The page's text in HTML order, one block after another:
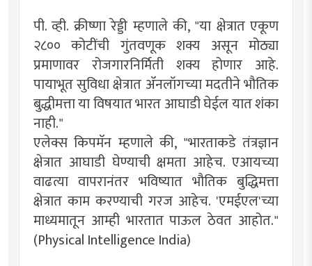
पी. व्ही. क्रीष्णा रेड्डी म्हणाले की, "या क्षेत्रात एकूण
२८०० कोटींची गुंतवणूक शक्य असून मोठ्या
प्रमाणावर रोजगारनिर्मिती शक्य होणार आहे.
पायाभूत सुविधा क्षेत्रात ॲनलॉगच्या मदतीने भौतिक
बुद्धीमत्ता या विषयात भारत आघाडी घेईल यात शंका
नाही."
एलेक्स किपमॅन म्हणाले की, "भारताकडे तंत्रज्ञान
क्षेत्रात आघाडी घेण्याची क्षमता आहेच. एआयच्या
वाढत्या वापरानंतर भविष्यात भौतिक बुद्धिमत्ता
क्षेत्रात काम करण्याची गरज आहेच. 'एमईएल'च्या
माध्यमातून आम्ही भारतात पाऊल ठेवत आहोत."
(Physical Intelligence India)